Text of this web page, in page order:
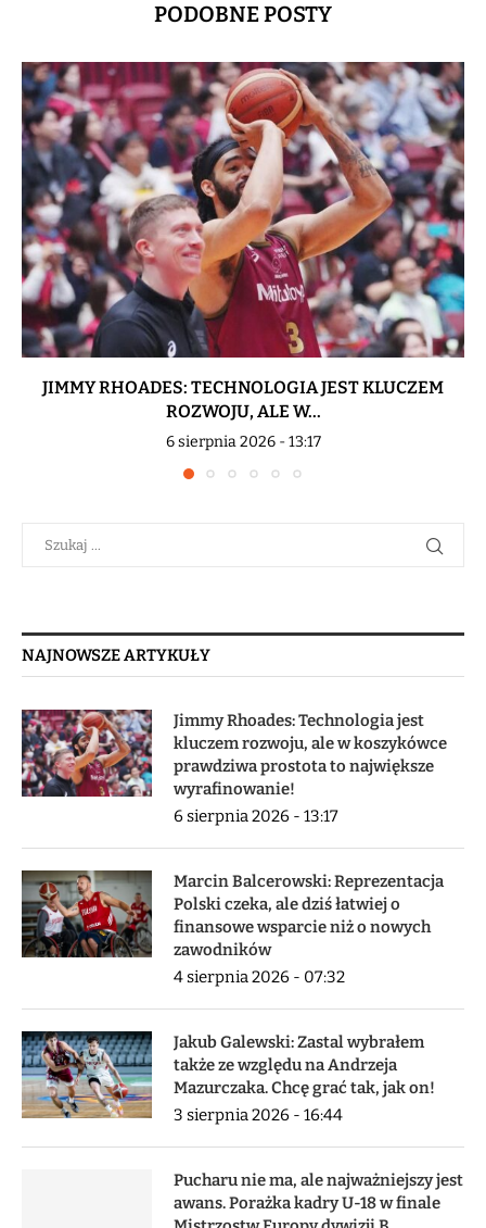
PODOBNE POSTY
JIMMY RHOADES: TECHNOLOGIA JEST KLUCZEM
ROZWOJU, ALE W...
6 sierpnia 2026 - 13:17
NAJNOWSZE ARTYKUŁY
Jimmy Rhoades: Technologia jest
kluczem rozwoju, ale w koszykówce
prawdziwa prostota to największe
wyrafinowanie!
6 sierpnia 2026 - 13:17
Marcin Balcerowski: Reprezentacja
Polski czeka, ale dziś łatwiej o
finansowe wsparcie niż o nowych
zawodników
4 sierpnia 2026 - 07:32
Jakub Galewski: Zastal wybrałem
także ze względu na Andrzeja
Mazurczaka. Chcę grać tak, jak on!
3 sierpnia 2026 - 16:44
Pucharu nie ma, ale najważniejszy jest
awans. Porażka kadry U-18 w finale